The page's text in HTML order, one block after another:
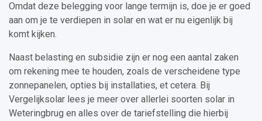
Omdat deze belegging voor lange termijn is, doe je er goed
aan om je te verdiepen in solar en wat er nu eigenlijk bij
komt kijken.
Naast belasting en subsidie zijn er nog een aantal zaken
om rekening mee te houden, zoals de verscheidene type
zonnepanelen, opties bij installaties, et cetera. Bij
Vergelijksolar lees je meer over allerlei soorten solar in
Weteringbrug en alles over de tariefstelling die hierbij